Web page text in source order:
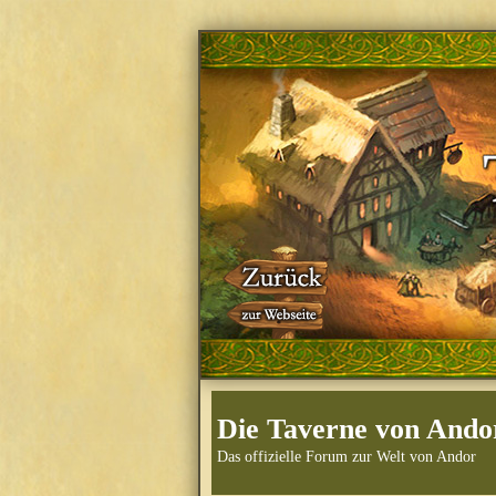
Die Taverne von
Das offizielle Forum zur Welt von Andor